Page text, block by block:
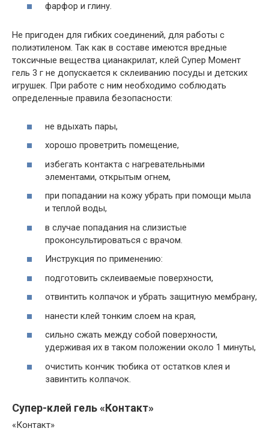
фарфор и глину.
Не пригоден для гибких соединений, для работы с
полиэтиленом. Так как в составе имеются вредные
токсичные вещества цианакрилат, клей Супер Момент
гель 3 г не допускается к склеиванию посуды и детских
игрушек. При работе с ним необходимо соблюдать
определенные правила безопасности:
не вдыхать пары,
хорошо проветрить помещение,
избегать контакта с нагревательными
элементами, открытым огнем,
при попадании на кожу убрать при помощи мыла
и теплой воды,
в случае попадания на слизистые
проконсультироваться с врачом.
Инструкция по применению:
подготовить склеиваемые поверхности,
отвинтить колпачок и убрать защитную мембрану,
нанести клей тонким слоем на края,
сильно сжать между собой поверхности,
удерживая их в таком положении около 1 минуты,
очистить кончик тюбика от остатков клея и
завинтить колпачок.
Супер-клей гель «Контакт»
«Контакт»